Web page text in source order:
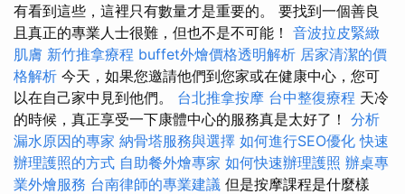
有看到這些，這裡只有數量才是重要的。 要找到一個善良
且真正的專業人士很難，但也不是不可能！ 音波拉皮緊緻
肌膚 新竹推拿療程 buffet外燴價格透明解析 居家清潔的價
格解析 今天，如果您邀請他們到您家或在健康中心，您可
以在自己家中見到他們。 台北推拿按摩 台中整復療程 天冷
的時候，真正享受一下康體中心的服務真是太好了！ 分析
漏水原因的專家 納骨塔服務與選擇 如何進行SEO優化 快速
辦理護照的方式 自助餐外燴專家 如何快速辦理護照 辦桌專
業外燴服務 台南律師的專業建議 但是按摩課程是什麼樣